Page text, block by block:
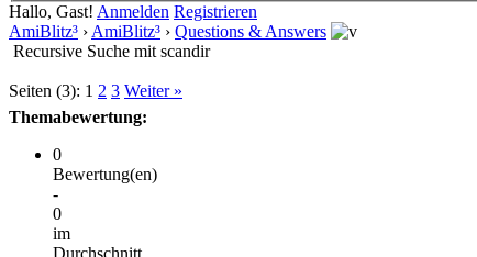
Hallo, Gast! Anmelden Registrieren
AmiBlitz³ › AmiBlitz³ › Questions & Answers
Recursive Suche mit scandir
Seiten (3): 1 2 3 Weiter »
Themabewertung:
0
Bewertung(en)
-
0
im
Durchschnitt